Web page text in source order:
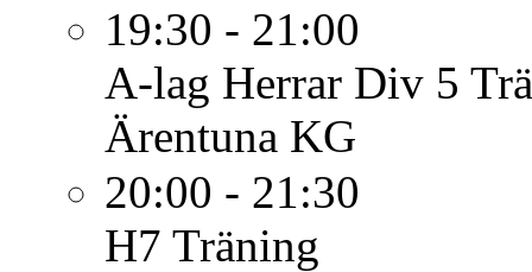
19:30 - 21:00
A-lag Herrar Div 5
Ärentuna KG
20:00 - 21:30
H7 Träning